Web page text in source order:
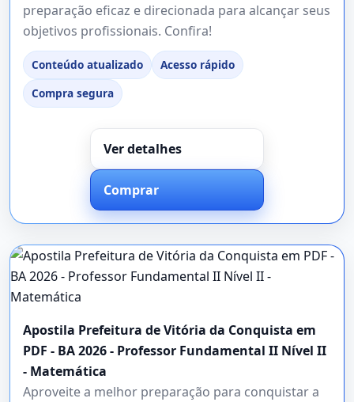
preparação eficaz e direcionada para alcançar seus
objetivos profissionais. Confira!
Conteúdo atualizado
Acesso rápido
Compra segura
Ver detalhes
Comprar
Apostila Prefeitura de Vitória da Conquista em
PDF - BA 2026 - Professor Fundamental II Nível II
- Matemática
Aproveite a melhor preparação para conquistar a